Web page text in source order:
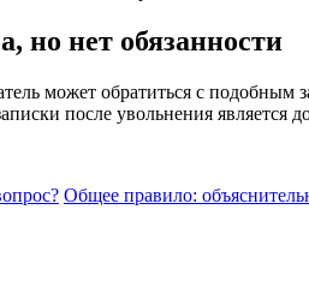
но нет обязанности
может обратиться с
после увольнения является
Общее правило: